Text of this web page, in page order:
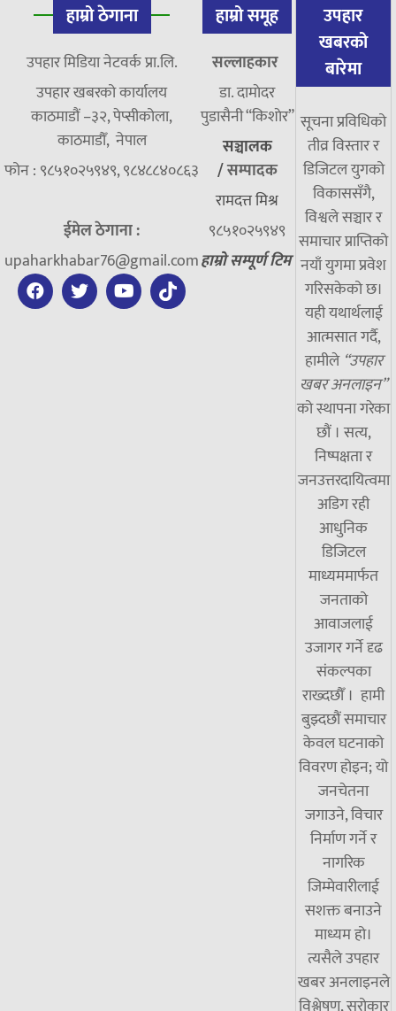
हाम्रो ठेगाना
उपहार मिडिया नेटवर्क प्रा.लि.
उपहार खबरको कार्यालय
काठमाडौं –३२, पेप्सीकोला,
काठमाडौँ, नेपाल
फोन : ९८५१०२५९४९, ९८४८८४०८६३
ईमेल ठेगाना :
upaharkhabar76@gmail.com
हाम्रो समूह
सल्लाहकार
डा. दामाेदर
पुडासैनी “किशाेर”
सञ्चालक
/सम्पादक
रामदत्त मिश्र
९८५१०२५९४९
हाम्रो सम्पूर्ण टिम
उपहार
खबरको
बारेमा
सूचना प्रविधिको
तीव्र विस्तार र
डिजिटल युगको
विकाससँगै,
विश्वले सञ्चार र
समाचार प्राप्तिको
नयाँ युगमा प्रवेश
गरिसकेको छ।
यही यथार्थलाई
आत्मसात गर्दै,
हामीले “उपहार
खबर अनलाइन”
को स्थापना गरेका
छौं । सत्य,
निष्पक्षता र
जनउत्तरदायित्वमा
अडिग रही
आधुनिक
डिजिटल
माध्यममार्फत
जनताको
आवाजलाई
उजागर गर्ने दृढ
संकल्पका
राख्दछौँ । हामी
बुझ्दछौं समाचार
केवल घटनाको
विवरण होइन; यो
जनचेतना
जगाउने, विचार
निर्माण गर्ने र
नागरिक
जिम्मेवारीलाई
सशक्त बनाउने
माध्यम हो।
त्यसैले उपहार
खबर अनलाइनले